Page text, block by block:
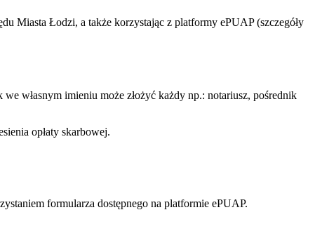
Miasta Łodzi, a także korzystając z platformy ePUAP (szczegóły
własnym imieniu może złożyć każdy np.: notariusz, pośrednik
opłaty skarbowej.
formularza dostępnego na platformie ePUAP.